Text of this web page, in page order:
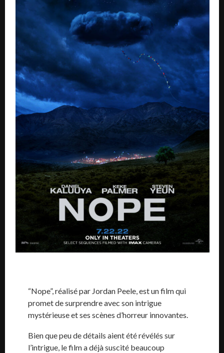
“Nope”, réalisé par Jordan Peele, est un film qui
promet de surprendre avec son intrigue
mystérieuse et ses scènes d’horreur innovantes.
Bien que peu de détails aient été révélés sur
l’intrigue, le film a déjà suscité beaucoup